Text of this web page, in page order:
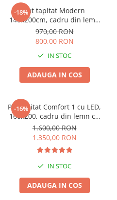
-18%Pat tapitat Modern
140x200cm, cadru din lemn
cu somiera fixa, culoare Gri
970,00 RON
800,00 RON
IN STOC
ADAUGA IN COS
-16%
Pat tapitat Comfort 1 cu LED,
160x200, cadru din lemn cu
somiera fixa, culoare Gri
1.600,00 RON
1.350,00 RON
IN STOC
ADAUGA IN COS